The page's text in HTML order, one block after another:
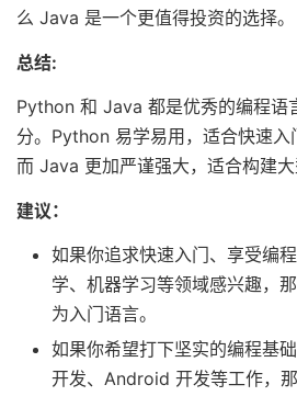
么 Java 是一个更值得投资的选择。
总结:
Python 和 Java 都是优秀的编程语
分。Python 易学易用，适合快速入
而 Java 更加严谨强大，适合构建大
建议：
如果你追求快速入门、享受编
学、机器学习等领域感兴趣，
为入门语言。
如果你希望打下坚实的编程基
开发、Android 开发等工作，